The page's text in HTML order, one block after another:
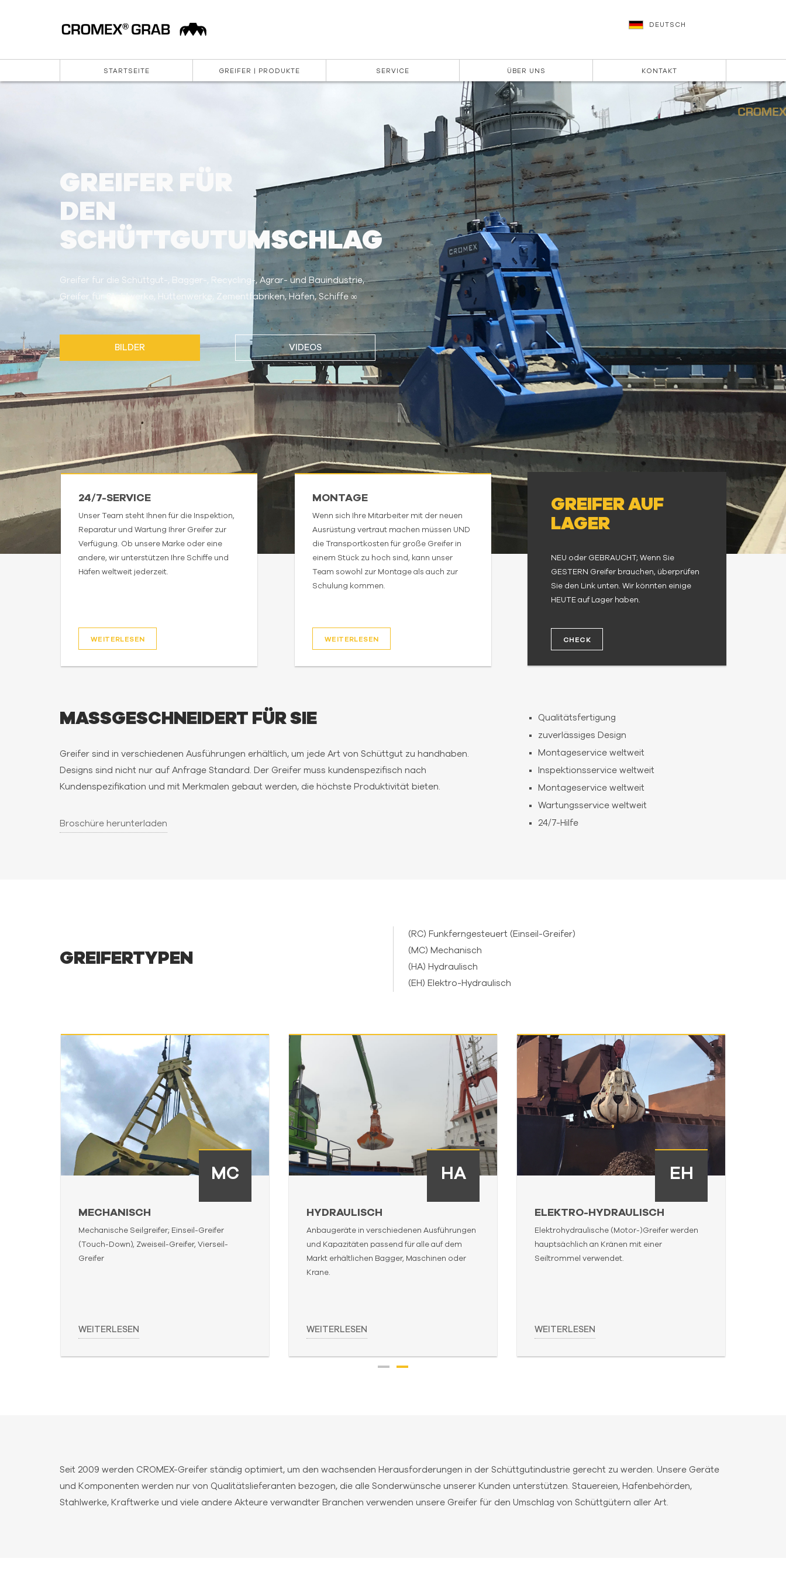
STARTSEITE GREIFER | PRODUKTE SERVICE ÜBER UNS KONTAKT
DEUTSCH
GREIFER FÜR
DEN
SCHÜTTGUTUMSCHLAG
Greifer für die Schüttgut-, Bagger-, Recycling-, Agrar- und Bauindustrie,
Greifer für Stahlwerke, Hüttenwerke, Zementfabriken, Häfen, Schiffe ∞
BILDER VIDEOS
24/7-SERVICE
Unser Team steht Ihnen für die Inspektion,
Reparatur und Wartung Ihrer Greifer zur
Verfügung. Ob unsere Marke oder eine
andere, wir unterstützen Ihre Schiffe und
Häfen weltweit jederzeit.
WEITERLESEN
MONTAGE
Wenn sich Ihre Mitarbeiter mit der neuen
Ausrüstung vertraut machen müssen UND
die Transportkosten für große Greifer in
einem Stück zu hoch sind, kann unser
Team sowohl zur Montage als auch zur
Schulung kommen.
WEITERLESEN
GREIFER AUF
LAGER
NEU oder GEBRAUCHT; Wenn Sie
GESTERN Greifer brauchen, überprüfen
Sie den Link unten. Wir könnten einige
HEUTE auf Lager haben.
CHECK
MASSGESCHNEIDERT FÜR SIE
Greifer sind in verschiedenen Ausführungen erhältlich, um jede Art von Schüttgut zu handhaben.
Designs sind nicht nur auf Anfrage Standard. Der Greifer muss kundenspezifisch nach
Kundenspezifikation und mit Merkmalen gebaut werden, die höchste Produktivität bieten.
Broschüre herunterladen
Qualitätsfertigung
zuverlässiges Design
Montageservice weltweit
Inspektionsservice weltweit
Montageservice weltweit
Wartungsservice weltweit
24/7-Hilfe
GREIFERTYPEN
(RC) Funkferngesteuert (Einseil-Greifer)
(MC) Mechanisch
(HA) Hydraulisch
(EH) Elektro-Hydraulisch
MC
MECHANISCH
Mechanische Seilgreifer; Einseil-Greifer
(Touch-Down), Zweiseil-Greifer, Vierseil-
Greifer
WEITERLESEN
HA
HYDRAULISCH
Anbaugeräte in verschiedenen Ausführungen
und Kapazitäten passend für alle auf dem
Markt erhältlichen Bagger, Maschinen oder
Krane.
WEITERLESEN
EH
ELEKTRO-HYDRAULISCH
Elektrohydraulische (Motor-)Greifer werden
hauptsächlich an Kränen mit einer
Seiltrommel verwendet.
WEITERLESEN
Seit 2009 werden CROMEX-Greifer ständig optimiert, um den wachsenden Herausforderungen in der Schüttgutindustrie gerecht zu werden. Unsere Geräte
und Komponenten werden nur von Qualitätslieferanten bezogen, die alle Sonderwünsche unserer Kunden unterstützen. Stauereien, Hafenbehörden,
Stahlwerke, Kraftwerke und viele andere Akteure verwandter Branchen verwenden unsere Greifer für den Umschlag von Schüttgütern aller Art.